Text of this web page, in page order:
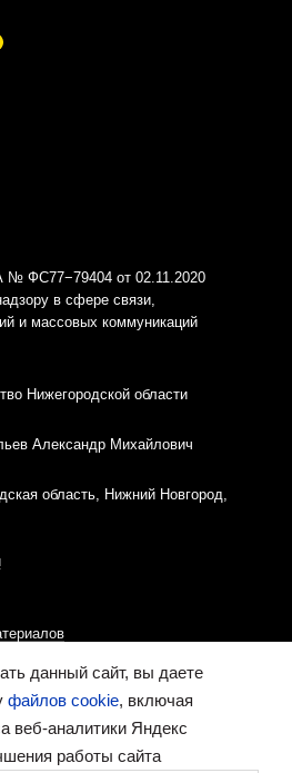
№ ФС77−79404 от 02.11.2020
в сфере связи,
и массовых коммуникаций
Нижегородской области
Александр Михайлович
область, Нижний Новгород,
«cookies»-файлов
16+
данный сайт, вы даете
файлов cookie, включая
веб-аналитики Яндекс
работы сайта